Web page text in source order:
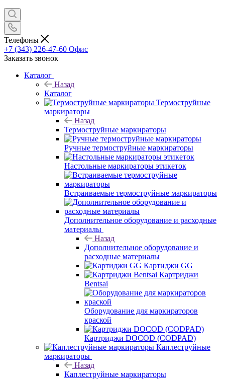
Телефоны
+7 (343) 226-47-60 Офис
Заказать звонок
Каталог
Назад
Каталог
Термоструйные
маркираторы
Назад
Термоструйные маркираторы
Ручные термоструйные маркираторы
Настольные маркираторы этикеток
Встраиваемые термоструйные маркираторы
Дополнительное оборудование и расходные
материалы
Назад
Дополнительное оборудование и
расходные материалы
Картиджи GG
Картриджи
Bentsai
Оборудование для маркираторов
краской
Картриджи DOCOD (CODPAD)
Каплеструйные
маркираторы
Назад
Каплеструйные маркираторы